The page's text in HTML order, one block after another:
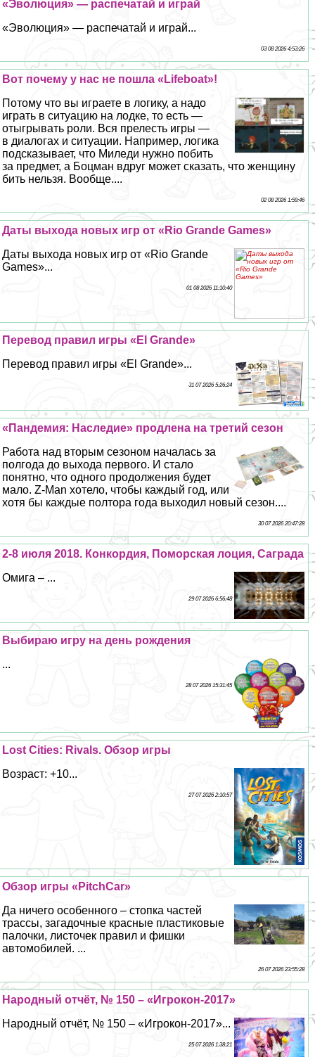
«Эволюция» — распечатай и играй
«Эволюция» — распечатай и играй...
03 08 2026 4:53:26
Вот почему у нас не пошла «Lifeboat»!
Потому что вы играете в логику, а надо
играть в ситуацию на лодке, то есть —
отыгрывать роли. Вся прелесть игры —
в диалогах и ситуации. Например, логика
подсказывает, что Миледи нужно побить
за предмет, а Боцман вдруг может сказать, что женщину
бить нельзя. Вообще....
02 08 2026 1:59:46
Даты выхода новых игр от «Rio Grande Games»
Даты выхода новых игр от «Rio Grande
Games»...
01 08 2026 11:10:40
Перевод правил игры «El Grande»
Перевод правил игры «El Grande»...
31 07 2026 5:26:24
«Пандемия: Наследие» продлена на третий сезон
Работа над вторым сезоном началась за
полгода до выхода первого. И стало
понятно, что одного продолжения будет
мало. Z-Man хотело, чтобы каждый год, или
хотя бы каждые полтора года выходил новый сезон....
30 07 2026 20:47:28
2-8 июля 2018. Конкордия, Поморская лоция, Саграда
Омига – ...
29 07 2026 6:56:48
Выбираю игру на день рождения
...
28 07 2026 15:31:45
Lost Cities: Rivals. Обзор игры
Возраст: +10...
27 07 2026 2:10:57
Обзор игры «PitchCar»
Да ничего особенного – стопка частей
трассы, загадочные красные пластиковые
палочки, листочек правил и фишки
автомобилей. ...
26 07 2026 23:55:28
Народный отчёт, № 150 – «Игрокон-2017»
Народный отчёт, № 150 – «Игрокон-2017»...
25 07 2026 1:38:21